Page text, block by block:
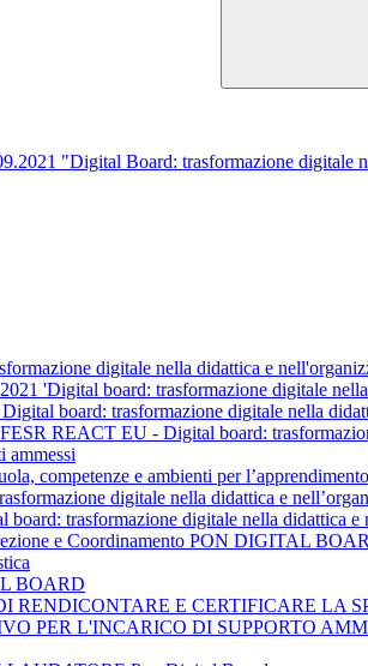
"Digital Board: trasformazione digitale
digitale nella didattica e
'Digital board: trasformazione digitale
board: trasformazione digitale nella
REACT EU - Digital board:
ammessi
competenze e ambienti per
digitale nella didattica e
trasformazione digitale nella didattica e
e Coordinamento PON DIGITAL
BOARD
E CERTIFICARE LA
PER L'INCARICO DI SUPPORTO